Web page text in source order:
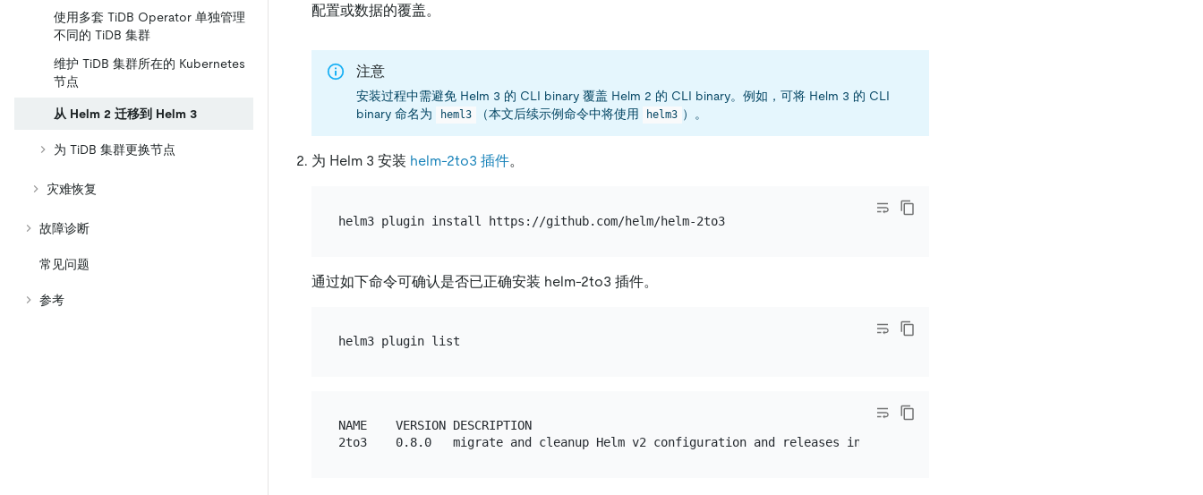
使用多套 TiDB Operator 单独管理
不同的 TiDB 集群
维护 TiDB 集群所在的 Kubernetes
节点
从 Helm 2 迁移到 Helm 3
为 TiDB 集群更换节点
灾难恢复
故障诊断
常见问题
参考
配置或数据的覆盖。
注意
安装过程中需避免 Helm 3 的 CLI binary 覆盖 Helm 2 的 CLI binary。例如，可将 Helm 3 的 CLI
binary 命名为
heml3 （本文后续示例命令中将使用 helm3 ）。
为 Helm 3 安装 helm-2to3 插件。
helm3 plugin install https://github.com/helm/helm-2to3
通过如下命令可确认是否已正确安装 helm-2to3 插件。
NAME    VERSION DESCRIPTION